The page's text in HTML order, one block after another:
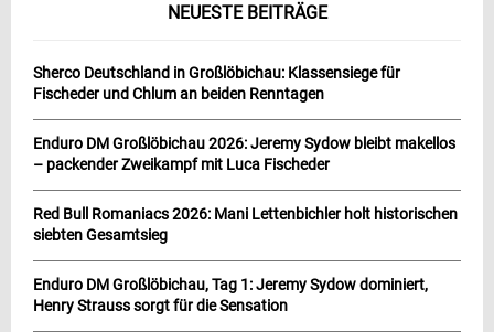
NEUESTE BEITRÄGE
Sherco Deutschland in Großlöbichau: Klassensiege für
Fischeder und Chlum an beiden Renntagen
Enduro DM Großlöbichau 2026: Jeremy Sydow bleibt makellos
– packender Zweikampf mit Luca Fischeder
Red Bull Romaniacs 2026: Mani Lettenbichler holt historischen
siebten Gesamtsieg
Enduro DM Großlöbichau, Tag 1: Jeremy Sydow dominiert,
Henry Strauss sorgt für die Sensation